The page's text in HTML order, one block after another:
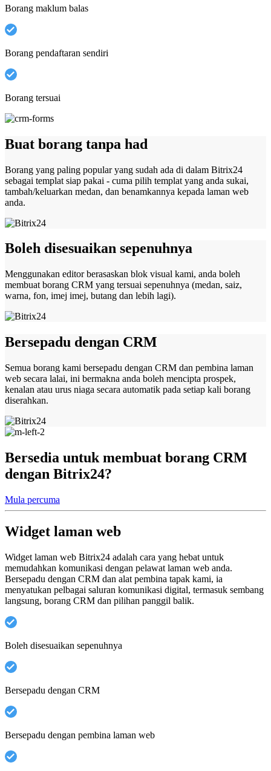
Borang maklum balas
Borang pendaftaran sendiri
Borang tersuai
Buat borang tanpa had
Borang yang paling popular yang sudah ada di dalam Bitrix24
sebagai templat siap pakai - cuma pilih templat yang anda sukai,
tambah/keluarkan medan, dan benamkannya kepada laman web
anda.
Boleh disesuaikan sepenuhnya
Menggunakan editor berasaskan blok visual kami, anda boleh
membuat borang CRM yang tersuai sepenuhnya (medan, saiz,
warna, fon, imej imej, butang dan lebih lagi).
Bersepadu dengan CRM
Semua borang kami bersepadu dengan CRM dan pembina laman
web secara lalai, ini bermakna anda boleh mencipta prospek,
kenalan atau urus niaga secara automatik pada setiap kali borang
diserahkan.
Bersedia untuk membuat borang CRM
dengan Bitrix24?
Mula percuma
Widget laman web
Widget laman web Bitrix24 adalah cara yang hebat untuk
memudahkan komunikasi dengan pelawat laman web anda.
Bersepadu dengan CRM dan alat pembina tapak kami, ia
menyatukan pelbagai saluran komunikasi digital, termasuk sembang
langsung, borang CRM dan pilihan panggil balik.
Boleh disesuaikan sepenuhnya
Bersepadu dengan CRM
Bersepadu dengan pembina laman web